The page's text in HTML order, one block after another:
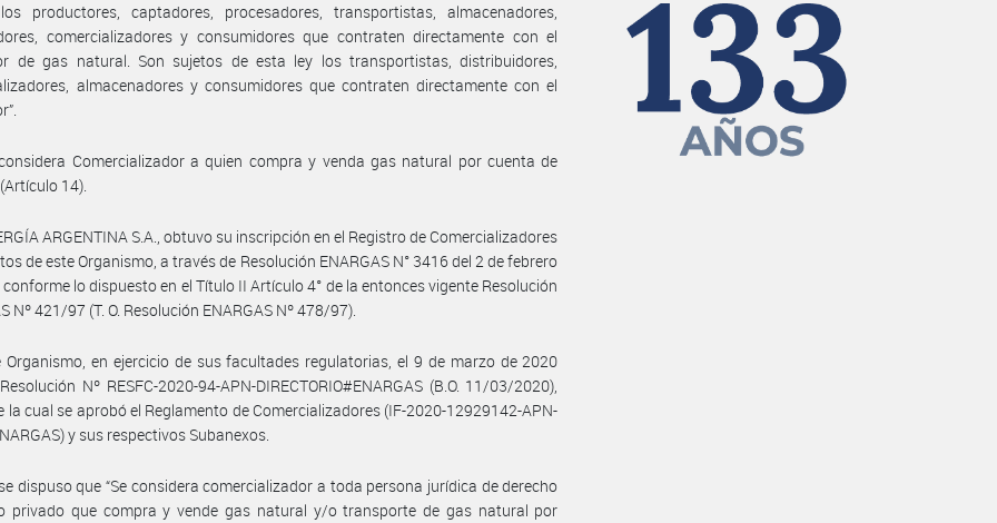
productores, captadores, procesadores, transportistas, almacenadores,
comercializadores y consumidores que contraten directamente con el
de gas natural. Son sujetos de esta ley los transportistas, distribuidores,
almacenadores y consumidores que contraten directamente con el
Comercializador a quien compra y venda gas natural por cuenta de
14).
ARGENTINA S.A., obtuvo su inscripción en el Registro de Comercializadores
de este Organismo, a través de Resolución ENARGAS N° 3416 del 2 de febrero
lo dispuesto en el Título II Artículo 4° de la entonces vigente Resolución
Nº 421/97 (T. O. Resolución ENARGAS Nº 478/97).
Organismo, en ejercicio de sus facultades regulatorias, el 9 de marzo de 2020
Nº RESFC-2020-94-APN-DIRECTORIO#ENARGAS (B.O. 11/03/2020),
la cual se aprobó el Reglamento de Comercializadores (IF-2020-12929142-APN-
y sus respectivos Subanexos.
dispuso que “Se considera comercializador a toda persona jurídica de derecho
privado que compra y vende gas natural y/o transporte de gas natural por